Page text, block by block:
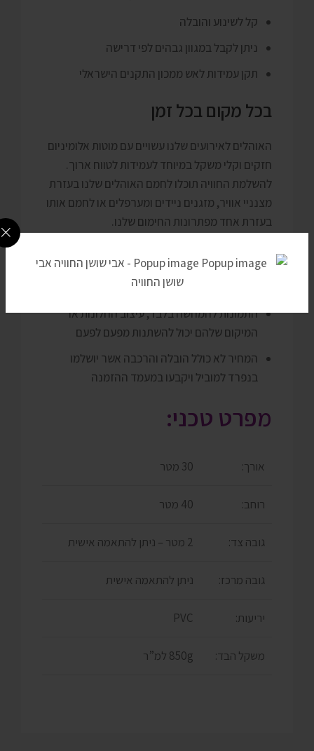
קל לשינוע והובלה
ניתן לקבל במגוון גבהים לפי דרישה
תקן עמידות לאש ממכון התקנים הישראלי
בכל מקום בכל זמן
האוהלים לאירועים שלנו עשויים עם מוטות אלומיניום
חזקים וקלי משקל במיוחד לעמידות לטווח ארוך.
להשלמת החוויה תוכלו לחמם האוהלים שלנו בעזרת
מצנניי אוויר, מזגנים ניידים ומערפלים או לחמם אותו
בעזרת אחד מפתרונות החימום שלנו.
אין אחריות על פגעי מזג האוויר
התמונות להמחשה בלבד, עיצוב החלונות או
המיקום שלהם יכול להשתנות מפעם לפעם
המחיר לא כולל הובלה והרכבה אשר יושלמו
בנפרד למוביל ויקבעו במעמד ההזמנה
מפרט טכני:
אורך: 30 מטר
רוחב: 40 מטר
גובה צד: 2 מטר – ניתן להתאמה אישית
גובה מרכז: ניתן להתאמה אישית
יריעות: PVC
משקל הבד: 850g למ”ר